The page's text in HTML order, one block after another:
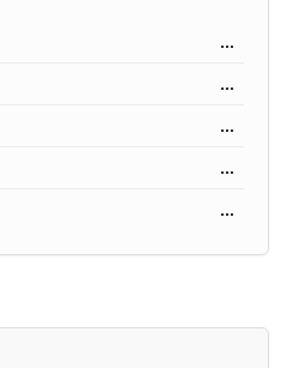
...
...
...
...
...